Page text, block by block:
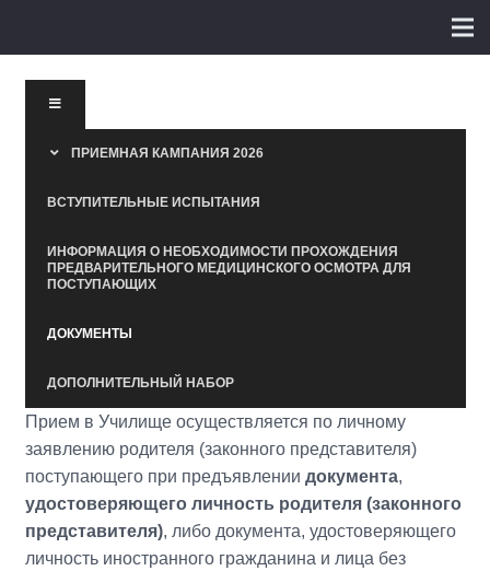
ПРИЕМНАЯ КАМПАНИЯ 2026
ВСТУПИТЕЛЬНЫЕ ИСПЫТАНИЯ
ИНФОРМАЦИЯ О НЕОБХОДИМОСТИ ПРОХОЖДЕНИЯ
ПРЕДВАРИТЕЛЬНОГО МЕДИЦИНСКОГО ОСМОТРА ДЛЯ
ПОСТУПАЮЩИХ
ДОКУМЕНТЫ
ДОПОЛНИТЕЛЬНЫЙ НАБОР
Прием в Училище осуществляется по личному
заявлению родителя (законного представителя)
поступающего при предъявлении документа,
удостоверяющего личность родителя (законного
представителя), либо документа, удостоверяющего
личность иностранного гражданина и лица без